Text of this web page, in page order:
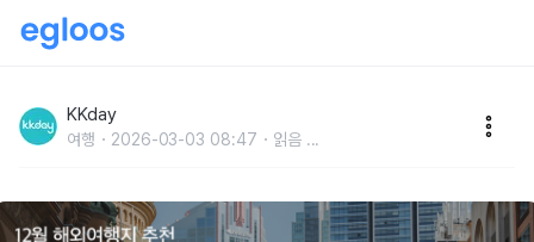
볼만한곳 3
KKday
여행 2026-03-03 08:47 읽음 ...